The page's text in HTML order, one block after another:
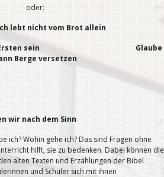
oder:
lebt nicht vom Brot allein
die Ersten sein Glaube
Berge versetzen
wir nach dem Sinn
ich? Wohin gehe ich? Das sind Fragen ohne
hilft, sie zu bedenken. Dabei können die
alten Texten und Erzählungen der Bibel
und Schüler sich mit ihnen